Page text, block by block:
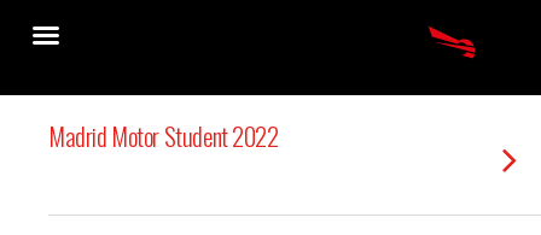
Madrid Motor Student 2022